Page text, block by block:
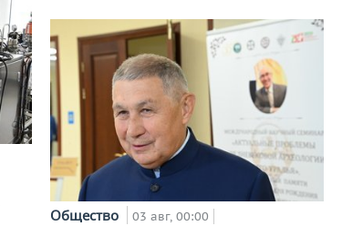
Общество 03 авг, 00:00